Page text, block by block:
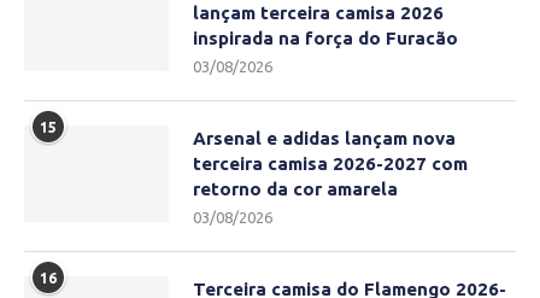
lançam terceira camisa 2026
inspirada na força do Furacão
03/08/2026
15
Arsenal e adidas lançam nova
terceira camisa 2026-2027 com
retorno da cor amarela
03/08/2026
16
Terceira camisa do Flamengo 2026-